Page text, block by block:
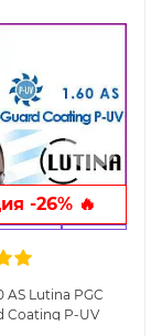
-26% 🔥
AS Lutina PGC
Coating P-UV